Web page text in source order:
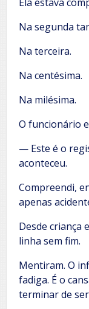
Na segunda
Na terceira.
Na centésima.
Na milésima.
O funcionário
— Este é o
aconteceu.
Compreendi,
apenas
Desde criança
linha sem fim.
Mentiram. O
fadiga. É o
terminar de